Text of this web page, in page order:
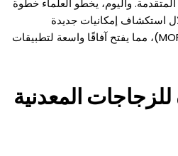
واليوم، يخطو العلماء خطوة
استكشاف إمكانيات جديدة
للزجاجات المعدنية العضوية (MOF)، مما يفتح آفاقًا واسعة لتطبيقات
المعدنية